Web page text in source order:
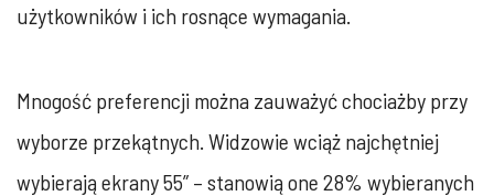
użytkowników i ich rosnące wymagania.
Mnogość preferencji można zauważyć chociażby przy
wyborze przekątnych. Widzowie wciąż najchętniej
wybierają ekrany 55” – stanowią one 28% wybieranych